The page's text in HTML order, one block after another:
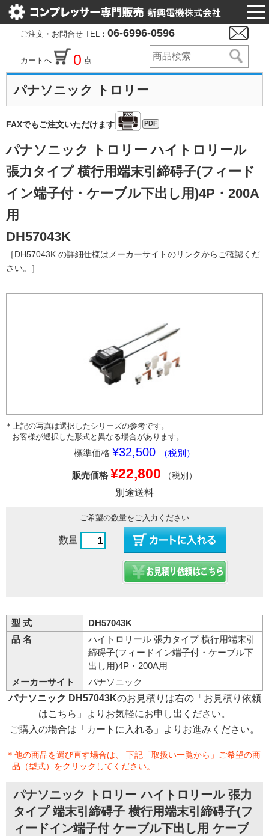
ご注文・お問合せ TEL： 06-6996-0596
カートへ 0 点
パナソニック トロリー
FAXでもご注文いただけます PDF
パナソニック トロリー ハイトロリール
張力タイプ 横行用端末引締碍子(フィード
イン端子付・ケーブル下出し用)4P・200A
用
DH57043K
［DH57043K の詳細仕様はメーカーサイトのリンクからご確認くだ
さい。］
＊上記の写真は選択したシリーズの参考です。
お客様が選択した形式と異なる場合があります。
標準価格 ¥32,500 （税別）
販売価格 ¥22,800 （税別）
別途送料
ご希望の数量をご入力ください
数量
型 式
DH57043K
品 名
ハイトロリール 張力タイプ 横行用端末引
締碍子(フィードイン端子付・ケーブル下
出し用)4P・200A用
メーカーサイト
パナソニック
パナソニック DH57043Kのお見積りは右の「お見積り依頼
はこちら」よりお気軽にお申し出ください。
ご購入の場合は「カートに入れる」よりお進みください。
＊他の商品を選び直す場合は、 下記「取扱い一覧から」ご希望の商
品（型式）をクリックしてください。
パナソニック トロリー ハイトロリール 張力
タイプ 端末引締碍子 横行用端末引締碍子(フ
ィードイン端子付 ケーブル下出し用 ケーブ